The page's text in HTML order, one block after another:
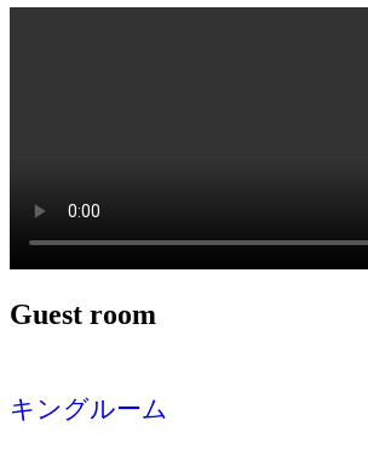
Guest room
キングルーム